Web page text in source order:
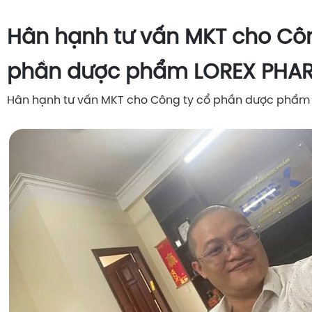
Hân hạnh tư vấn MKT cho
phần dược phẩm LOREX
Hân hạnh tư vấn MKT cho Công ty cổ phần dược phẩm